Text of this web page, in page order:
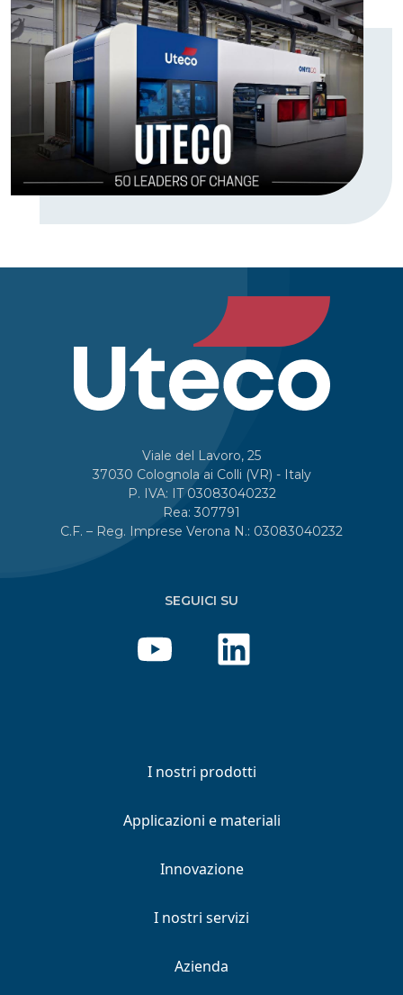
Viale del Lavoro, 25
37030 Colognola ai Colli (VR) - Italy
P. IVA: IT 03083040232
Rea: 307791
C.F. – Reg. Imprese Verona N.: 03083040232
SEGUICI SU
I nostri prodotti
Applicazioni e materiali
Innovazione
I nostri servizi
Azienda